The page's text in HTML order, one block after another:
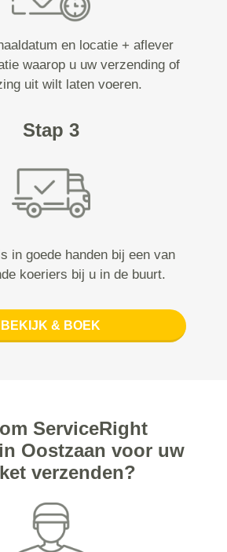
en locatie + aflever
waarop u uw verzending of
uit wilt laten voeren.
Stap 3
in goede handen bij een van
koeriers bij u in de buurt.
BEKIJK & BOEK
ServiceRight
Oostzaan voor uw
verzenden?